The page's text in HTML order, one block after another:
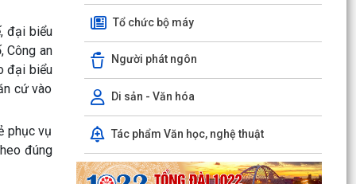
đại biểu
Công an
đại biểu
cứ vào
phục vụ
đúng
Tổ chức bộ máy
Người phát ngôn
Di sản - Văn hóa
Tác phẩm Văn học, nghệ thuật
Kiến tạo “Thế” quốc gia: Bước chuyển của tư duy
đối ngoại Việt Nam trong kỷ nguyên mới
PHÁT HUY GIÁ TRỊ CÁC DI TÍCH VĂN HÓA
TRONG KỶ NGUYÊN MỚI Ở PHƯỜNG TRẦN
NHÂN TÔNG, THÀNH PHỐ HẢI...
Phường Trần Nhân Tông tham dự hội nghị trực
tuyến báo cáo viên thành phố tháng 7/2026